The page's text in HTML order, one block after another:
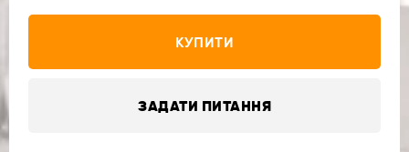
КУПИТИ
ЗАДАТИ ПИТАННЯ